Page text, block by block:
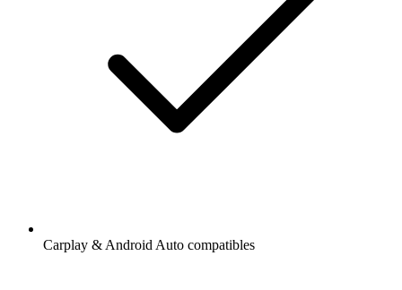
Carplay & Android Auto compatibles